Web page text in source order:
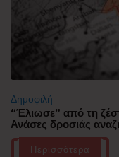
Δημοφιλή
“Έλιωσε” από τη
Ανάσες δροσιάς
Περισσότερα